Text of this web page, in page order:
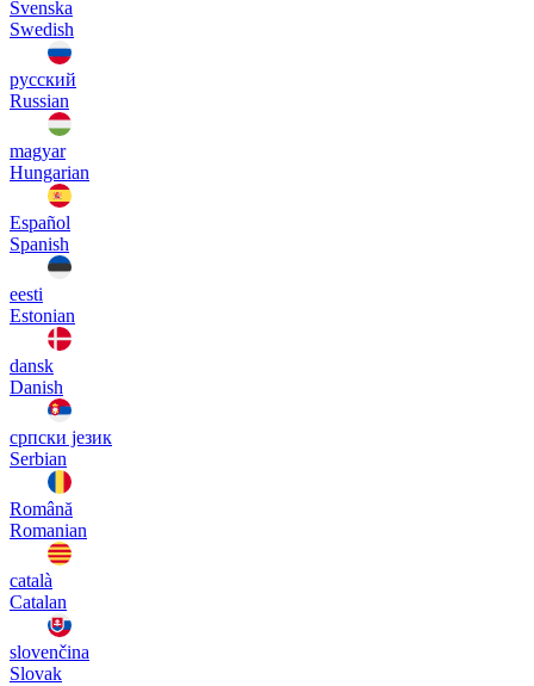
Svenska
Swedish
русский
Russian
magyar
Hungarian
Español
Spanish
eesti
Estonian
dansk
Danish
српски језик
Serbian
Română
Romanian
català
Catalan
slovenčina
Slovak